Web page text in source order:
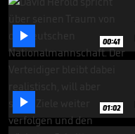
50
 00:41
 01:02